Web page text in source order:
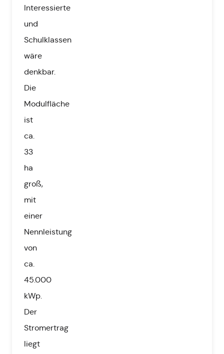
Interessierte
und
Schulklassen
wäre
denkbar.
Die
Modulfläche
ist
ca.
33
ha
groß,
mit
einer
Nennleistung
von
ca.
45.000
kWp.
Der
Stromertrag
liegt